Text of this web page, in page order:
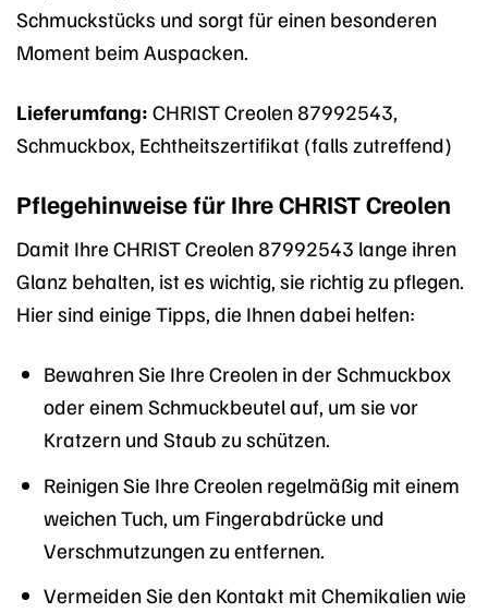
Schmuckstücks und sorgt für einen besonderen
Moment beim Auspacken.
Lieferumfang: CHRIST Creolen 87992543,
Schmuckbox, Echtheitszertifikat (falls zutreffend)
Pflegehinweise für Ihre CHRIST Creolen
Damit Ihre CHRIST Creolen 87992543 lange ihren
Glanz behalten, ist es wichtig, sie richtig zu pflegen.
Hier sind einige Tipps, die Ihnen dabei helfen:
Bewahren Sie Ihre Creolen in der Schmuckbox
oder einem Schmuckbeutel auf, um sie vor
Kratzern und Staub zu schützen.
Reinigen Sie Ihre Creolen regelmäßig mit einem
weichen Tuch, um Fingerabdrücke und
Verschmutzungen zu entfernen.
Vermeiden Sie den Kontakt mit Chemikalien wie